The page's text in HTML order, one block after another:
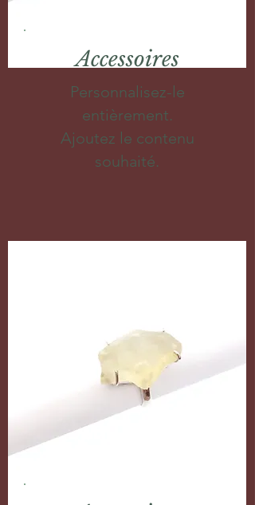
Accessoires
Personnalisez-le
entièrement.
Ajoutez le contenu
souhaité.